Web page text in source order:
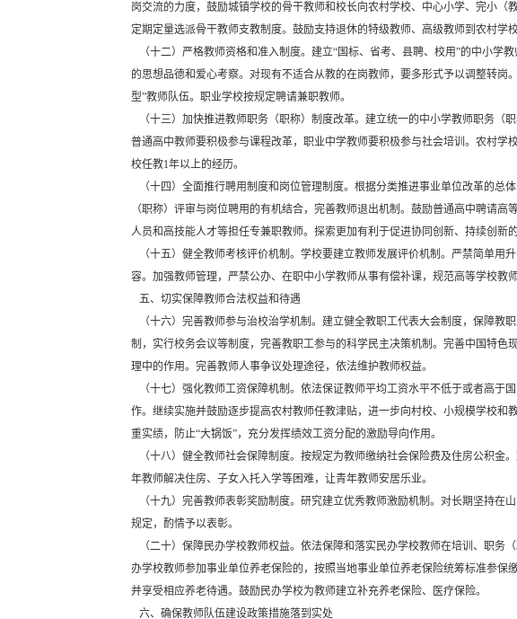
岗交流的力度，鼓励城镇学校的骨干教师和校长向农村学校、中心小学、完小
定期定量选派骨干教师支教制度。鼓励支持退休的特级教师、高级教师到农村学校
（十二）严格教师资格和准入制度。建立“国标、省考、县聘、校用”的中小学
的思想品德和爱心考察。对现有不适合从教的在岗教师，要多形式予以调整转
型”教师队伍。职业学校按规定聘请兼职教师。
（十三）加快推进教师职务（职称）制度改革。建立统一的中小学教师职务（
普通高中教师要积极参与课程改革，职业中学教师要积极参与社会培训。农村
校任教1年以上的经历。
（十四）全面推行聘用制度和岗位管理制度。根据分类推进事业单位改革的总
（职称）评审与岗位聘用的有机结合，完善教师退出机制。鼓励普通高中聘请
人员和高技能人才等担任专兼职教师。探索更加有利于促进协同创新、持续创新
（十五）健全教师考核评价机制。学校要建立教师发展评价机制。严禁简单用
容。加强教师管理，严禁公办、在职中小学教师从事有偿补课，规范高等学校教师
五、切实保障教师合法权益和待遇
（十六）完善教师参与治校治学机制。建立健全教职工代表大会制度，保障教
制，实行校务会议等制度，完善教职工参与的科学民主决策机制。完善中国特
理中的作用。完善教师人事争议处理途径，依法维护教师权益。
（十七）强化教师工资保障机制。依法保证教师平均工资水平不低于或者高于
作。继续实施并鼓励逐步提高农村教师任教津贴，进一步向村校、小规模学校
重实绩，防止“大锅饭”，充分发挥绩效工资分配的激励导向作用。
（十八）健全教师社会保障制度。按规定为教师缴纳社会保险费及住房公积金
年教师解决住房、子女入托入学等困难，让青年教师安居乐业。
（十九）完善教师表彰奖励制度。研究建立优秀教师激励机制。对长期坚持在
规定，酌情予以表彰。
（二十）保障民办学校教师权益。依法保障和落实民办学校教师在培训、职务
办学校教师参加事业单位养老保险的，按照当地事业单位养老保险统筹标准参
并享受相应养老待遇。鼓励民办学校为教师建立补充养老保险、医疗保险。
六、确保教师队伍建设政策措施落到实处